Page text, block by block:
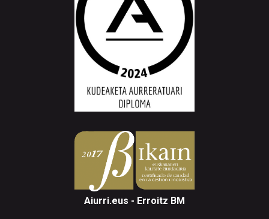
Aiurri.eus - Erroitz BM